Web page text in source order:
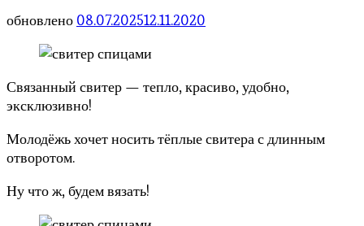
обновлено 08.07.202512.11.2020
Связанный свитер — тепло, красиво, удобно,
эксклюзивно!
Молодёжь хочет носить тёплые свитера с длинным
отворотом.
Ну что ж, будем вязать!